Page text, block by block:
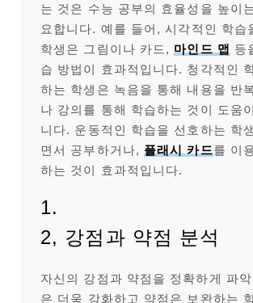
는 것은 수능 공부의 효율성을 높이
요합니다. 예를 들어, 시각적인 학습
학생은 그림이나 카드, 마인드 맵 등
습 방법이 효과적입니다. 청각적인
하는 학생은 녹음을 통해 내용을 반
나 강의를 통해 학습하는 것이 도움
니다. 운동적인 학습을 선호하는 학
면서 공부하거나, 플래시 카드를 이
하는 것이 효과적입니다.
1.
2, 강점과 약점 분석
자신의 강점과 약점을 정확하게 파
은 더욱 강화하고 약점은 보완하는